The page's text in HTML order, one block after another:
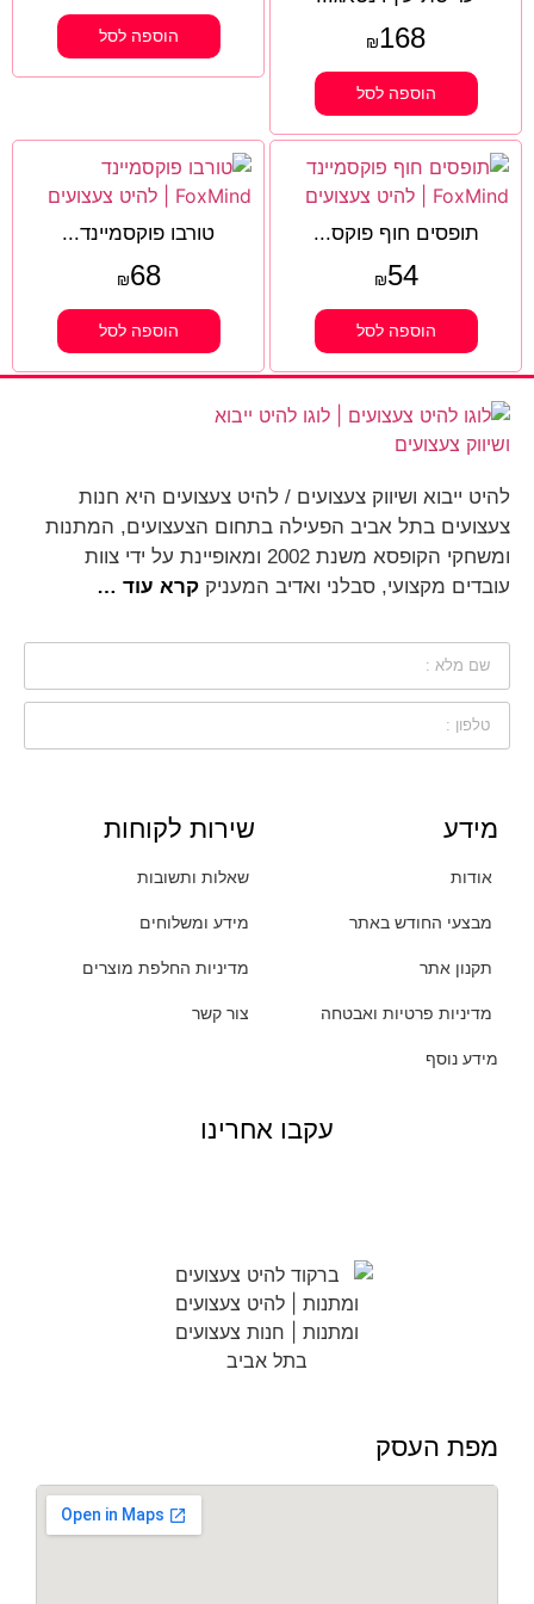
₪168
הוספה לסל
הוספה לסל
תופסים חוף פוקס...
₪54
הוספה לסל
טורבו פוקסמיינד...
₪68
הוספה לסל
להיט ייבוא ושיווק צעצועים / להיט צעצועים היא חנות
צעצועים בתל אביב הפעילה בתחום הצעצועים, המתנות
ומשחקי הקופסא משנת 2002 ומאופיינת על ידי צוות
עובדים מקצועי, סבלני ואדיב המעניק קרא עוד …
מידע
אודות
מבצעי החודש באתר
תקנון אתר
מדיניות פרטיות ואבטחה
מידע נוסף
שירות לקוחות
שאלות ותשובות
מידע ומשלוחים
מדיניות החלפת מוצרים
צור קשר
עקבו אחרינו
מפת העסק